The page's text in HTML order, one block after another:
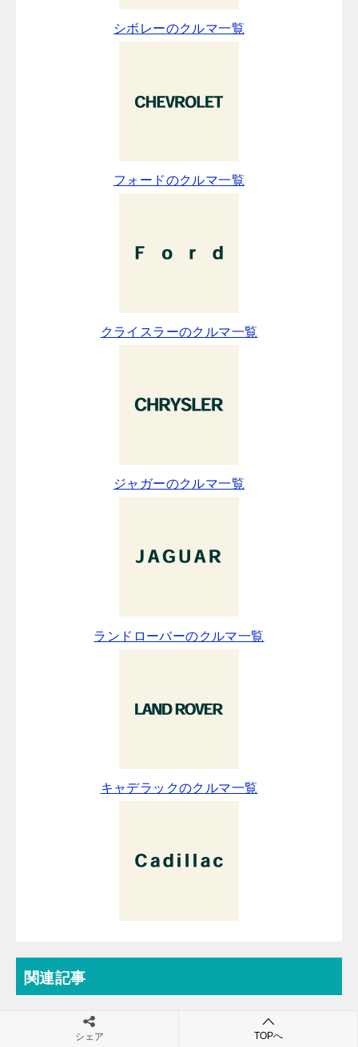
シボレーのクルマ一覧
フォードのクルマ一覧
クライスラーのクルマ一覧
ジャガーのクルマ一覧
ランドローバーのクルマ一覧
キャデラックのクルマ一覧
関連記事
ホンダ アコード 中古車の買取相場・下取り相場 一
シェア TOPへ